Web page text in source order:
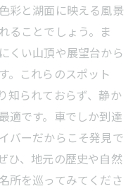
ドライバーの旅
フレンドリーな過
体験するべき温泉
のすすめ
地元グルメツアー
フレッシュ
彩と湖面に映える風景
ることでしょう。ま
くい山頂や展望台から
。これらのスポット
知られておらず、静か
適です。車でしか到達
バーだからこそ発見で
ひ、地元の歴史や自然
所を巡ってみてくださ